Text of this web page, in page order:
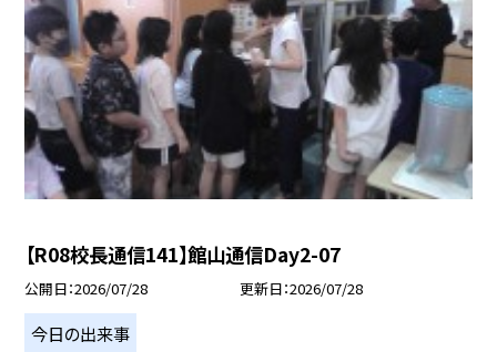
【R08校長通信141】館山通信Day2-07
公開日 2026/07/28 更新日 2026/07/28
今日の出来事